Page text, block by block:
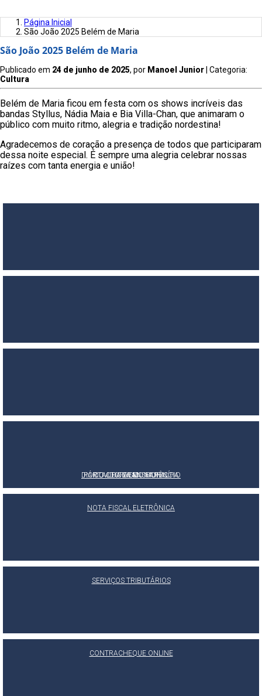
Página Inicial
São João 2025 Belém de Maria
São João 2025 Belém de Maria
Publicado em 24 de junho de 2025, por Manoel Junior | Categoria:
Cultura
Belém de Maria ficou em festa com os shows incríveis das
bandas Styllus, Nádia Maia e Bia Villa-Chan, que animaram o
público com muito ritmo, alegria e tradição nordestina!
Agradecemos de coração a presença de todos que participaram
dessa noite especial. É sempre uma alegria celebrar nossas
raízes com tanta energia e união!
PORTAL DA TRANSPARÊNCIA
E-SIC
OUVIDORIA MUNICIPAL
DIÁRIO OFICIAL DO MUNICÍPIO
NOTA FISCAL ELETRÔNICA
SERVIÇOS TRIBUTÁRIOS
CONTRACHEQUE ONLINE